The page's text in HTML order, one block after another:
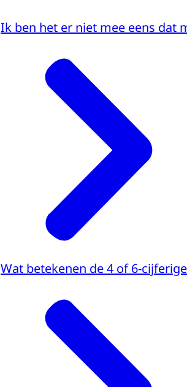
Ik ben het er niet mee eens dat
Wat betekenen de 4 of 6-